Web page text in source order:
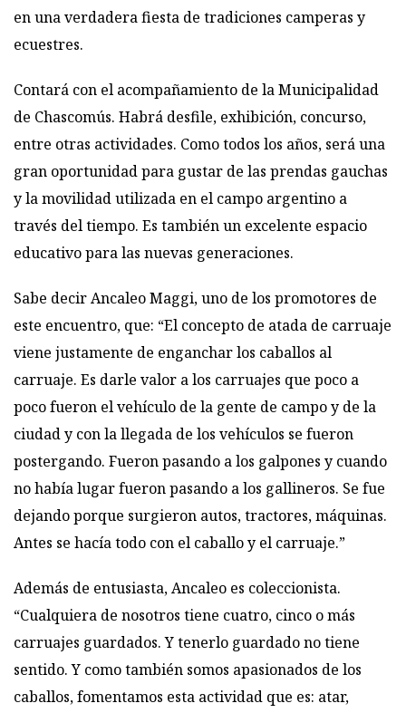
en una verdadera fiesta de tradiciones camperas y
ecuestres.
Contará con el acompañamiento de la Municipalidad
de Chascomús. Habrá desfile, exhibición, concurso,
entre otras actividades. Como todos los años, será una
gran oportunidad para gustar de las prendas gauchas
y la movilidad utilizada en el campo argentino a
través del tiempo. Es también un excelente espacio
educativo para las nuevas generaciones.
Sabe decir Ancaleo Maggi, uno de los promotores de
este encuentro, que: “El concepto de atada de carruaje
viene justamente de enganchar los caballos al
carruaje. Es darle valor a los carruajes que poco a
poco fueron el vehículo de la gente de campo y de la
ciudad y con la llegada de los vehículos se fueron
postergando. Fueron pasando a los galpones y cuando
no había lugar fueron pasando a los gallineros. Se fue
dejando porque surgieron autos, tractores, máquinas.
Antes se hacía todo con el caballo y el carruaje.”
Además de entusiasta, Ancaleo es coleccionista.
“Cualquiera de nosotros tiene cuatro, cinco o más
carruajes guardados. Y tenerlo guardado no tiene
sentido. Y como también somos apasionados de los
caballos, fomentamos esta actividad que es: atar,